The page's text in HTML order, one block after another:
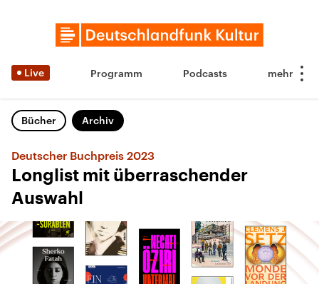
Live Programm Podcasts
Bücher Archiv
Deutscher Buchpreis 2023
Longlist mit überraschender
Auswahl